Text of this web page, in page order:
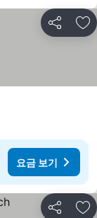
공유 즐
요금 보기
공유 즐